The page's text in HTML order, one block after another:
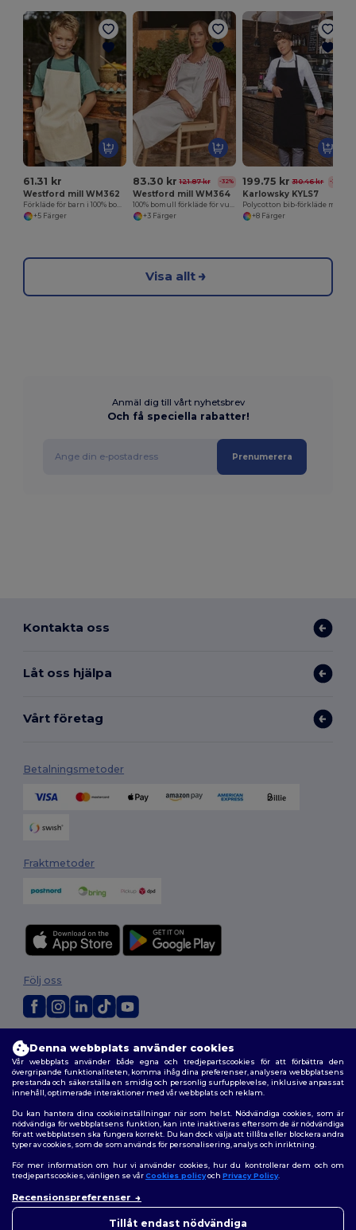
61.31 kr
Westford mill WM362
+5 Färger
83.30 kr 121.87 kr -32%
Westford mill WM364
+3 Färger
199.75 kr 310.46 kr -36%
Karlowsky KYLS7
+8 Färger
Visa allt
Anmäl dig till vårt nyhetsbrev
Och få speciella rabatter!
Prenumerera
Kontakta oss
Låt oss hjälpa
Vårt företag
Betalningsmetoder
Fraktmetoder
Allmänna Villkor| Anpassad policy | Integritetspolicy
Policy för cookies
|Karta över webbplatsen
Följ oss
Denna webbplats använder cookies
Vår webbplats använder både egna och tredjepartscookies för att förbättra den
övergripande funktionaliteten, komma ihåg dina preferenser, analysera webbplatsens
prestanda och säkerställa en smidig och personlig surfupplevelse, inklusive anpassat
innehåll, optimerade interaktioner med vår webbplats och reklam.
Du kan hantera dina cookieinställningar när som helst. Nödvändiga cookies, som är
nödvändiga för webbplatsens funktion, kan inte inaktiveras eftersom de är nödvändiga
för att webbplatsen ska fungera korrekt. Du kan dock välja att tillåta eller blockera andra
typer av cookies, som de som används för personalisering, analys och inriktning.
För mer information om hur vi använder cookies, hur du kontrollerar dem och om
tredjepartscookies, vänligen se vårCookies policyoch Privacy Policy.
Recensionspreferenser
Tillåt endast nödvändiga